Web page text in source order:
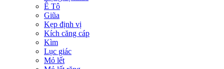
Ê Tô
Giũa
Kẹp định vị
Kích căng cáp
Kìm
Lục giác
Mỏ lết